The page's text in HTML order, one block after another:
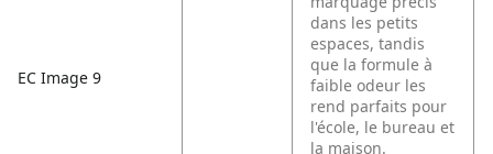
EC Image 9
dans les petits
espaces, tandis
que la formule à
faible odeur les
rend parfaits pour
l'école, le bureau et
la maison.